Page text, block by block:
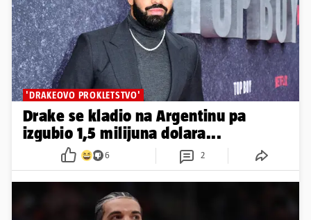
'DRAKEOVO PROKLETSTVO'
Drake se kladio na Argentinu pa
izgubio 1,5 milijuna dolara...
6 2